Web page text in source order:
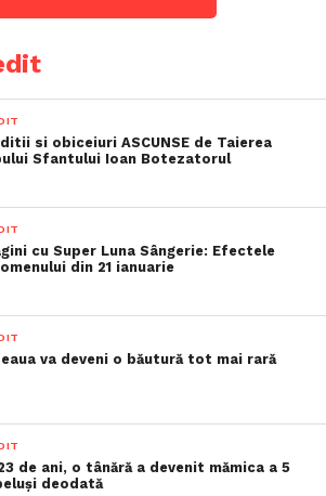
si obiceiuri ASCUNSE de Taierea
Sfantului Ioan Botezatorul
cu Super Luna Sângerie: Efectele
din 21 ianuarie
va deveni o băutură tot mai rară
de ani, o tânără a devenit mămica a 5
deodată